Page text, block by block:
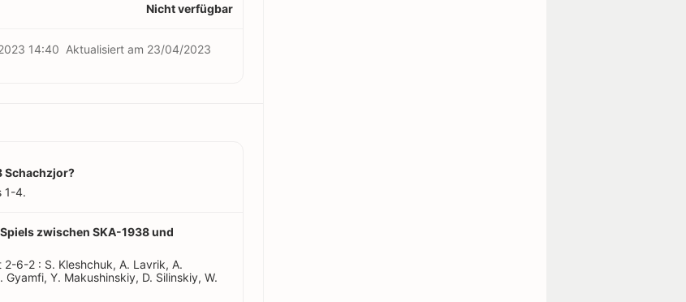
Nicht verfügbar
14:40 Aktualisiert am 23/04/2023
Schachzjor?
1-4.
zwischen SKA-1938 und
6-2 : S. Kleshchuk, A. Lavrik, A.
Y. Makushinskiy, D. Silinskiy, W.